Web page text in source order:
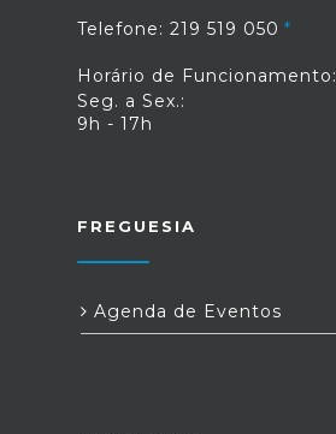
Telefone: 219 519 050
Horário de Funcionamento:
Seg. a Sex.:
9h - 17h
FREGUESIA
Agenda de Eventos